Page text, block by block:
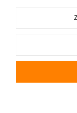
2K-Invest Sp. j. Ul. Św.